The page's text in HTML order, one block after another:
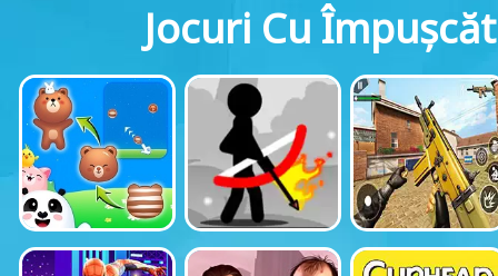
Jocuri Cu